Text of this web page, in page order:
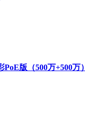
版（500万+500万）